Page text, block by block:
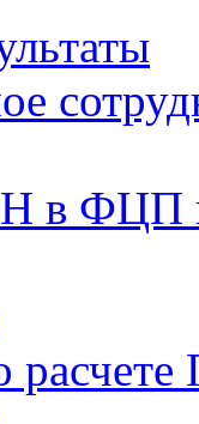
в ФЦП